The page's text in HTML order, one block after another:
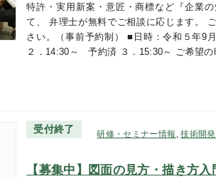
特許・実用新案・意匠・商標など『企業
て、 弁理士が無料でご相談に応じます。
さい。（事前予約制） ■日時：令和５年
２．14:30～ 予約済 ３．15:30～ ご希望の
研修・セミナー情報 ,技術開
受付終了
【募集中】図面の見方・描き方